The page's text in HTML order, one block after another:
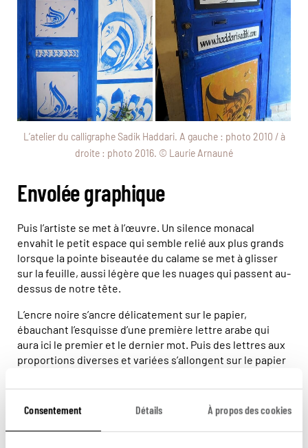
Consentement Détails À propos des cookies
L’atelier du calligraphe Sadik Haddari. A gauche : photo 2010 / à
droite : photo 2016. © Laurie Arnauné
Envolée graphique
Puis l’artiste se met à l’œuvre. Un silence monacal
envahit le petit espace qui semble relié aux plus grands
lorsque la pointe biseautée du calame se met à glisser
sur la feuille, aussi légère que les nuages qui passent au-
dessus de notre tête.
L’encre noire s’ancre délicatement sur le papier,
ébauchant l’esquisse d’une première lettre arabe qui
aura ici le premier et le dernier mot. Puis des lettres aux
proportions diverses et variées s’allongent sur le papier
Les angles s’arrondissent, les symétries s’embrassent et
s’entrelacent jusqu’à créer, dans un dernier élan